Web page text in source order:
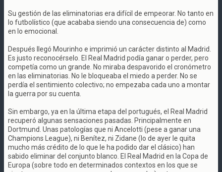
Su gestión de las eliminatorias era difícil de empeorar. No tanto en
lo futbolístico (que acababa siendo una consecuencia de) como
en lo emocional.
Después llegó Mourinho e imprimió un carácter distinto al Madrid.
Es justo reconocérselo. El Real Madrid podía ganar o perder, pero
competía como un grande. No miraba despavorido el cronómetro
en las eliminatorias. No le bloqueaba el miedo a perder. No se
perdía el sentimiento colectivo; no empezaba cada uno a montar
la guerra por su cuenta.
Sin embargo, ya en la última etapa del portugués, el Real Madrid
recuperó algunas sensaciones pasadas. Principalmente en
Dortmund. Unas patologías que ni Ancelotti (pese a ganar una
Champions League), ni Benítez, ni Zidane (lo de ayer le quita
mucho más crédito de lo que le ha podido dar el clásico) han
sabido eliminar del conjunto blanco. El Real Madrid en la Copa de
Europa (sobre todo en determinados contextos en los que se